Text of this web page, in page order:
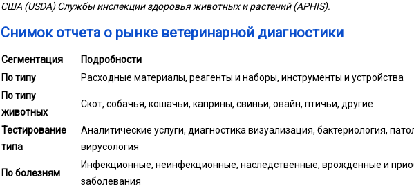
США (USDA) Службы инспекции здоровья животных и растений (APHIS).
Снимок отчета о рынке ветеринарной диагностики
Сегментация
Подробности
По типу
Расходные материалы, реагенты и наборы, инструменты и устройства
По типу
животных
Скот, собачья, кошачьи, каприны, свиньи, овайн, птичьи, другие
Тестирование
типа
Аналитические услуги, диагностика визуализация, бактериология,
вирусология
По болезням
Инфекционные, неинфекционные, наследственные, врожденные и
заболевания